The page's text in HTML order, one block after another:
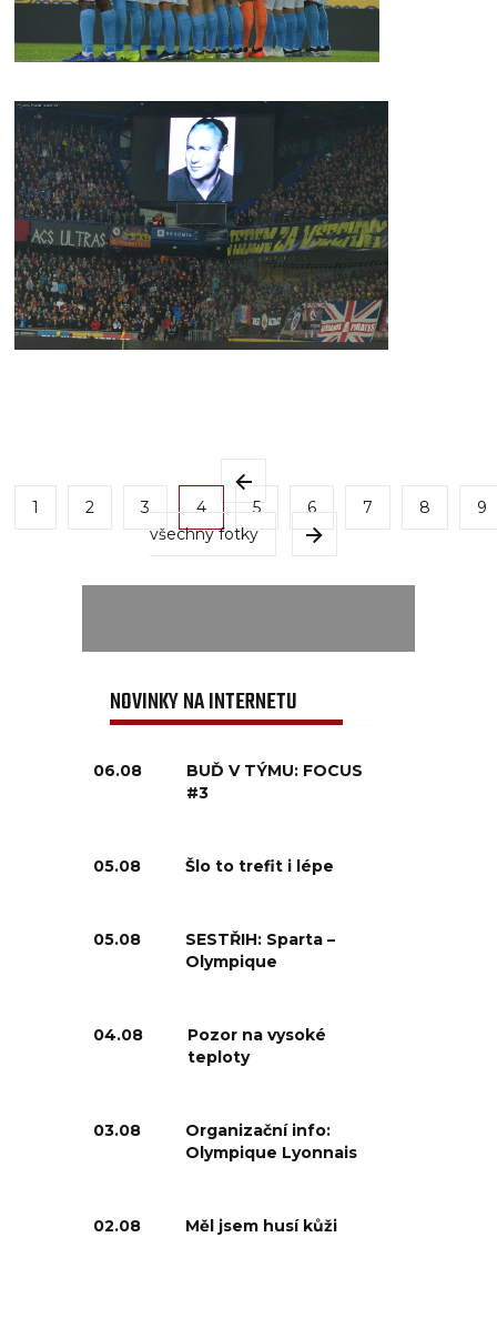
1 2 3 4 5 6 7 8
9
všechny fotky
NOVINKY NA INTERNETU
06.08
BUĎ V TÝMU: FOCUS
#3
05.08 Šlo to trefit i lépe
05.08
SESTŘIH: Sparta –
Olympique
04.08
Pozor na vysoké
teploty
03.08
Organizační info:
Olympique Lyonnais
02.08 Měl jsem husí kůži